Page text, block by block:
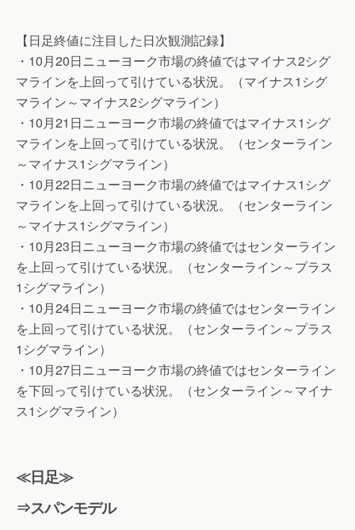
【日足終値に注目した日次観測記録】
・10月20日ニューヨーク市場の終値ではマイナス2シグ
マラインを上回って引けている状況。（マイナス1シグ
マライン～マイナス2シグマライン）
・10月21日ニューヨーク市場の終値ではマイナス1シグ
マラインを上回って引けている状況。（センターライン
～マイナス1シグマライン）
・10月22日ニューヨーク市場の終値ではマイナス1シグ
マラインを上回って引けている状況。（センターライン
～マイナス1シグマライン）
・10月23日ニューヨーク市場の終値ではセンターライン
を上回って引けている状況。（センターライン～プラス
1シグマライン）
・10月24日ニューヨーク市場の終値ではセンターライン
を上回って引けている状況。（センターライン～プラス
1シグマライン）
・10月27日ニューヨーク市場の終値ではセンターライン
を下回って引けている状況。（センターライン～マイナ
ス1シグマライン）
≪日足≫
⇒スパンモデル